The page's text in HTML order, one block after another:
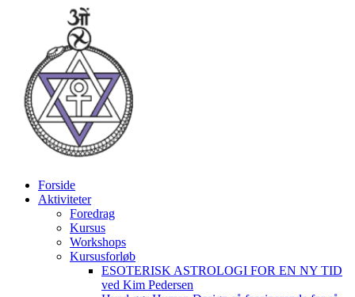
Forside
Aktiviteter
Foredrag
Kursus
Workshops
Kursusforløb
ESOTERISK ASTROLOGI FOR EN NY TID
ved Kim Pedersen